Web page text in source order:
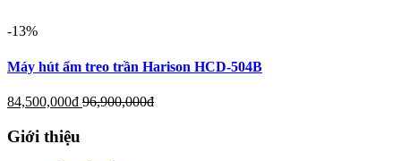
-13%
Máy hút ẩm treo trần Harison HCD-504B
84,500,000đ 96,900,000đ
Giới thiệu